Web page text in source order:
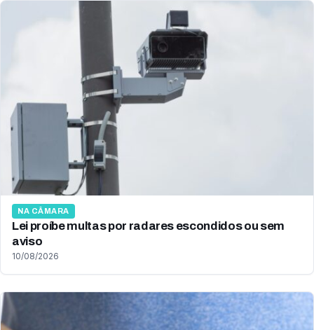
NA CÂMARA
Lei proíbe multas por radares escondidos ou sem
aviso
10/08/2026